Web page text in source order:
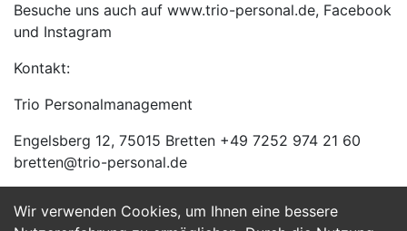
Wir verwenden Cookies, um Ihnen eine bessere
Besuche uns auch auf www.trio-personal.de, Facebook
und Instagram
Kontakt:
Trio Personalmanagement
Engelsberg 12, 75015 Bretten +49 7252 974 21 60
bretten@trio-personal.de